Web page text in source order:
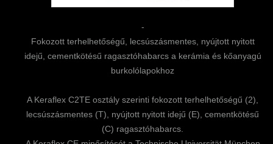
-
Fokozott terhelhetőségű, lecsúszásmentes, nyújtott nyitott
idejű, cementkötésű ragasztóhabarcs a kerámia és kőanyagú
burkolólapokhoz
A Keraflex C2TE osztály szerinti fokozott terhelhetőségű (2),
lecsúszásmentes (T), nyújtott nyitott idejű (E), cementkötésű
(C) ragasztóhabarcs.